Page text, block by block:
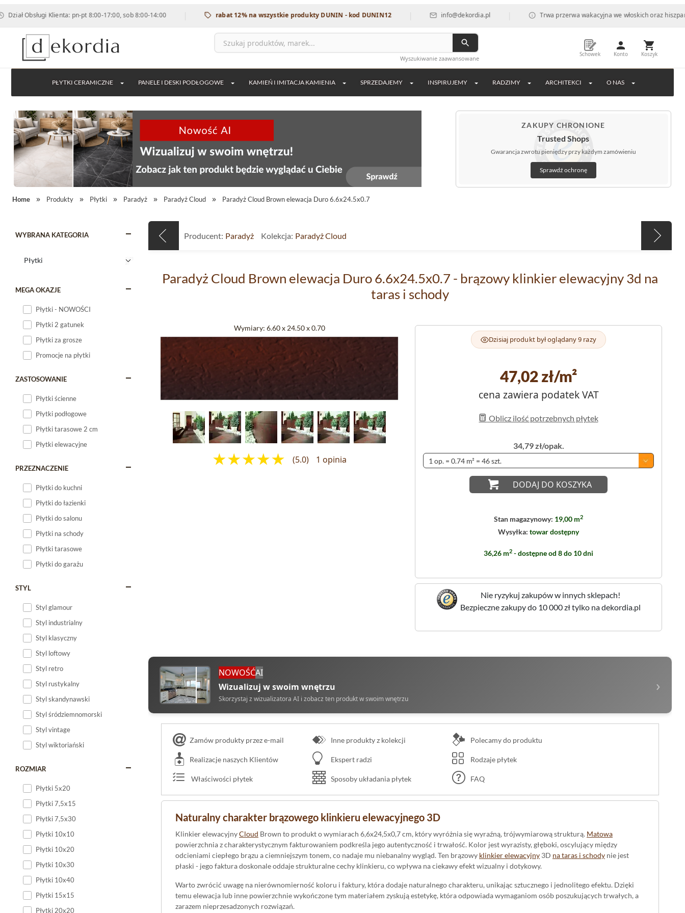
Klienta: pn-pt 8:00-17:00, sob 8:00-14:00 | rabat 12% na wszystkie produkty DUNIN - kod DUNIN12 | info@dekordia.pl | Trwa przerwa wakacyjna we włoskich oraz hiszpańskich
Wyszukiwanie zaawansowane
Schowek Konto Koszyk
PŁYTKI CERAMICZNE PANELE I DESKI PODŁOGOWE KAMIEŃ I IMITACJA KAMIENIA SPRZEDAJEMY INSPIRUJEMY RADZIMY ARCHITEKCI O NAS
ZAKUPY CHRONIONE
Trusted Shops
Gwarancja zwrotu pieniędzy przy każdym zamówieniu
Sprawdź ochronę
Home Produkty Płytki Paradyż Paradyż Cloud Paradyż Cloud Brown elewacja Duro 6.6x24.5x0.7
WYBRANA KATEGORIA
MEGA OKAZJE
Płytki - NOWOŚCI
Płytki 2 gatunek
Płytki za grosze
Promocje na płytki
ZASTOSOWANIE
Płytki ścienne
Płytki podłogowe
Płytki tarasowe 2 cm
Płytki elewacyjne
PRZEZNACZENIE
Płytki do kuchni
Płytki do łazienki
Płytki do salonu
Płytki na schody
Płytki tarasowe
Płytki do garażu
STYL
Styl glamour
Styl industrialny
Styl klasyczny
Styl loftowy
Styl retro
Styl rustykalny
Styl skandynawski
Styl śródziemnomorski
Styl vintage
Styl wiktoriański
ROZMIAR
Płytki 5x20
Płytki 7,5x15
Płytki 7,5x30
Płytki 10x10
Płytki 10x20
Płytki 10x30
Płytki 10x40
Płytki 15x15
Płytki 20x20
Producent: Paradyż Kolekcja: Paradyż Cloud
Paradyż Cloud Brown elewacja Duro 6.6x24.5x0.7 - brązowy klinkier elewacyjny 3d na
taras i schody
Wymiary: 6.60 x 24.50 x 0.70
(5.0) 1 opinia
Dzisiaj produkt był oglądany 9 razy
47,02zł/m²
cena zawiera podatek VAT
Oblicz ilość potrzebnych płytek
34,79 zł/opak.
DODAJ DO KOSZYKA
Stan magazynowy: 19,00 m2
Wysyłka: towar dostępny
36,26 m2 - dostępne od 8 do 10 dni
Nie ryzykuj zakupów w innych sklepach!
Bezpieczne zakupy do 10 000 zł tylko na dekordia.pl
NOWOŚĆAI
Wizualizuj w swoim wnętrzu
Skorzystaj z wizualizatora AI i zobacz ten produkt w swoim wnętrzu
›
Zamów produkty przez e-mail Inne produkty z kolekcji Polecamy do produktu
Realizacje naszych Klientów Ekspert radzi Rodzaje płytek
Właściwości płytek Sposoby układania płytek FAQ
Naturalny charakter brązowego klinkieru elewacyjnego 3D
Klinkier elewacyjnyCloud Brown to produkt o wymiarach 6,6x24,5x0,7 cm, który wyróżnia się wyraźną, trójwymiarową strukturą. Matowa
powierzchnia z charakterystycznym fakturowaniem podkreśla jego autentyczność i trwałość. Kolor jest wyrazisty, głęboki, oscylujący między
odcieniami ciepłego brązu a ciemniejszym tonem, co nadaje mu niebanalny wygląd. Ten brązowy klinkier elewacyjny 3D na taras i schody nie jest
płaski - jego faktura doskonale oddaje strukturalne cechy klinkieru, co wpływa na ciekawy efekt wizualny i dotykowy.
Warto zwrócić uwagę na nierównomierność koloru i faktury, która dodaje naturalnego charakteru, unikając sztucznego i jednolitego efektu. Dzięki
temu elewacja lub inne powierzchnie wykończone tym materiałem zyskują estetykę, która odpowiada wymaganiom osób poszukujących trwałych, a
zarazem nieprzesadzonych rozwiązań.